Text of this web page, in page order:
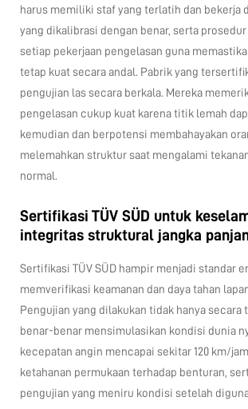
harus memiliki staf yang terlatih dan bekerja
yang dikalibrasi dengan benar, serta
setiap pekerjaan pengelasan guna
tetap kuat secara andal. Pabrik yang
pengujian las secara berkala. Mereka
pengelasan cukup kuat karena titik lemah
kemudian dan berpotensi membahayakan
melemahkan struktur saat mengalami
normal.
Sertifikasi TÜV SÜD untuk
integritas struktural jangka
Sertifikasi TÜV SÜD hampir menjadi standar
memverifikasi keamanan dan daya tahan
Pengujian yang dilakukan tidak hanya secara
benar-benar mensimulasikan kondisi dunia
kecepatan angin mencapai sekitar 120 km/
ketahanan permukaan terhadap benturan,
pengujian yang meniru kondisi setelah